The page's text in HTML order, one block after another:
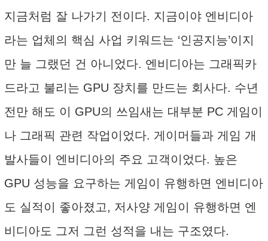
지금처럼 잘 나가기 전이다. 지금이야 엔비디아
라는 업체의 핵심 사업 키워드는 ‘인공지능’이지
만 늘 그랬던 건 아니었다. 엔비디아는 그래픽카
드라고 불리는 GPU 장치를 만드는 회사다. 수년
전만 해도 이 GPU의 쓰임새는 대부분 PC 게임이
나 그래픽 관련 작업이었다. 게이머들과 게임 개
발사들이 엔비디아의 주요 고객이었다. 높은
GPU 성능을 요구하는 게임이 유행하면 엔비디아
도 실적이 좋아졌고, 저사양 게임이 유행하면 엔
비디아도 그저 그런 성적을 내는 구조였다.